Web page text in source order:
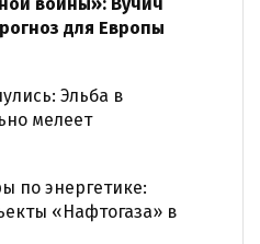
для Европы
Эльба в
мелеет
по энергетике:
«Нафтогаза» в